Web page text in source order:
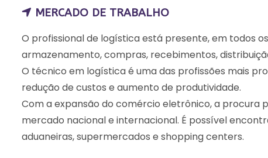
MERCADO DE TRABALHO
O profissional de logística está presente, em todos
armazenamento, compras, recebimentos,
O técnico em logística é uma das profissões mais
redução de custos e aumento de produtividade.
Com a expansão do comércio eletrônico, a procura
mercado nacional e internacional. É possível
aduaneiras, supermercados e shopping centers.